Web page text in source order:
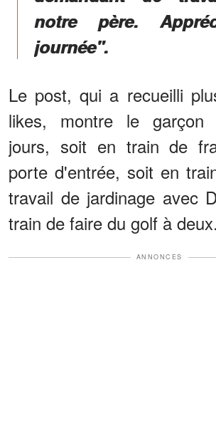
notre père.
journée".
Le post, qui a recueilli
likes, montre le garçon
jours, soit en train de
porte d'entrée, soit en
travail de jardinage avec
train de faire du golf à deux.
ANNONCES